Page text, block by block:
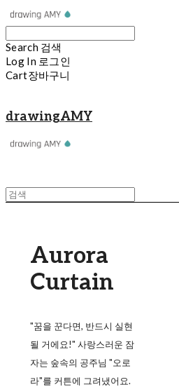
Search 검색
Log In 로그인
Cart장바구니
drawingAMY
Aurora
Curtain
"꿈을 꾼다면, 반드시 실현
될 거에요!" 사랑스러운 잠
자는 숲속의 공주님 "오로
라"를 커튼에 그려냈어요.